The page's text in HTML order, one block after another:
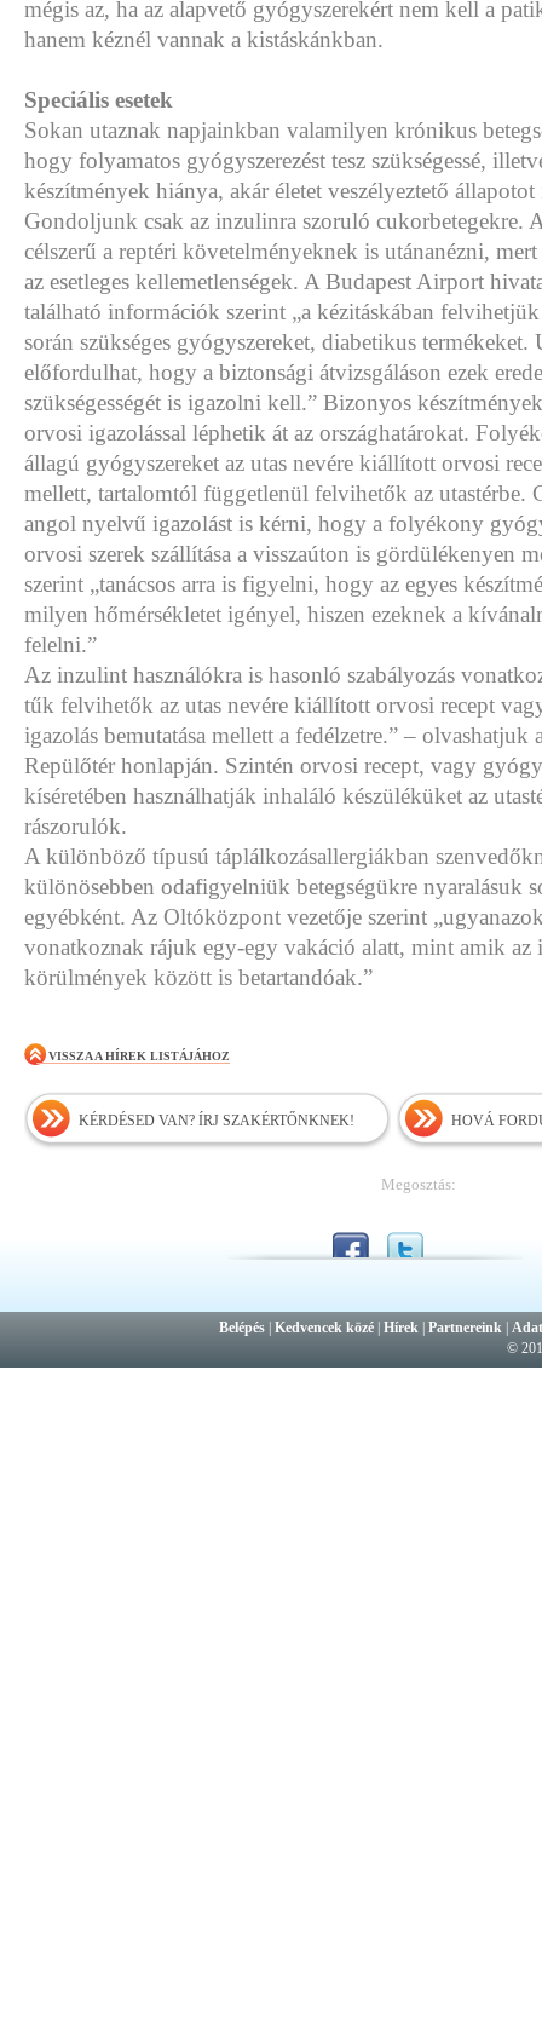
mégis az, ha az alapvető gyógyszerekért nem kell a
hanem kéznél vannak a kistáskánkban.
Speciális esetek
Sokan utaznak napjainkban valamilyen krónikus
hogy folyamatos gyógyszerezést tesz szükségessé,
készítmények hiánya, akár életet veszélyeztető
Gondoljunk csak az inzulinra szoruló cukorbetegekre.
célszerű a reptéri követelményeknek is utánanézni,
az esetleges kellemetlenségek. A Budapest Airport
található információk szerint „a kézitáskában felvihetjük
során szükséges gyógyszereket, diabetikus termékeket.
előfordulhat, hogy a biztonsági átvizsgáláson ezek
szükségességét is igazolni kell.” Bizonyos
orvosi igazolással léphetik át az országhatárokat.
állagú gyógyszereket az utas nevére kiállított orvosi
mellett, tartalomtól függetlenül felvihetők az utastérbe.
angol nyelvű igazolást is kérni, hogy a folyékony
orvosi szerek szállítása a visszaúton is gördülékenyen
szerint „tanácsos arra is figyelni, hogy az egyes
milyen hőmérsékletet igényel, hiszen ezeknek a
felelni.”
Az inzulint használókra is hasonló szabályozás
tűk felvihetők az utas nevére kiállított orvosi recept
igazolás bemutatása mellett a fedélzetre.” – olvashatjuk
Repülőtér honlapján. Szintén orvosi recept, vagy
kíséretében használhatják inhaláló készüléküket az
rászorulók.
A különböző típusú táplálkozásallergiákban
különösebben odafigyelniük betegségükre nyaralásuk
egyébként. Az Oltóközpont vezetője szerint
vonatkoznak rájuk egy-egy vakáció alatt, mint amik az
körülmények között is betartandóak.”
VISSZA A HÍREK LISTÁJÁHOZ
KÉRDÉSED VAN? ÍRJ SZAKÉRTŐNKNEK! HOVÁ
Megosztás:
Belépés |Kedvencek közé |Hírek |Partnereink |
©